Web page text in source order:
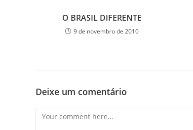
O BRASIL DIFERENTE
9 de novembro de 2010
Deixe um comentário